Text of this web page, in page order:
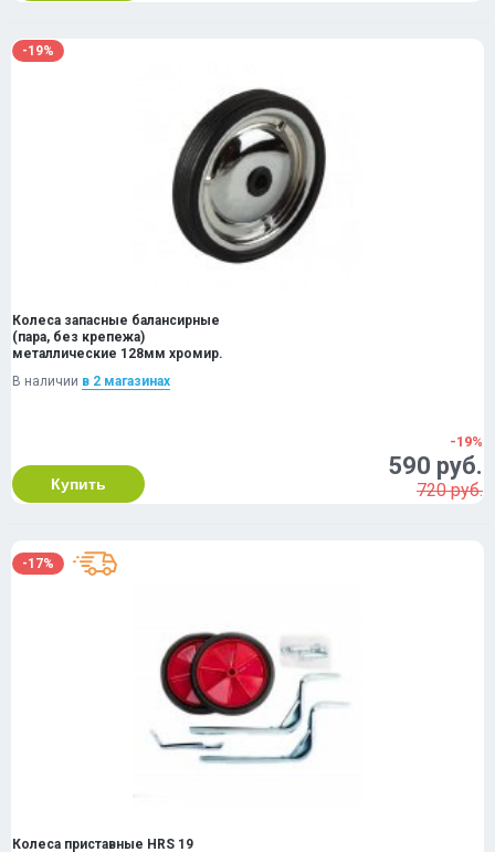
-19%
Колеса запасные балансирные
(пара, без крепежа)
металлические 128мм хромир.
В наличии в 2 магазинах
Купить
-19%
590 руб.
720 руб.
-17%
Колеса приставные HRS 19